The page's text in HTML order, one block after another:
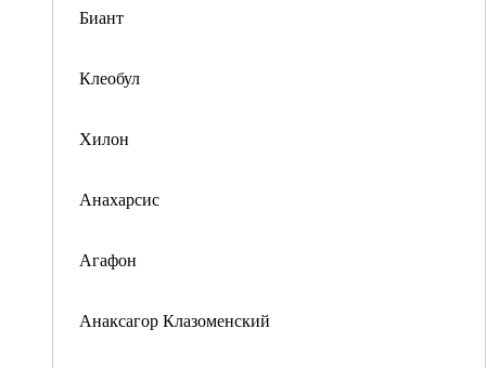
Биант
Клеобул
Хилон
Анахарсис
Агафон
Анаксагор Клазоменский